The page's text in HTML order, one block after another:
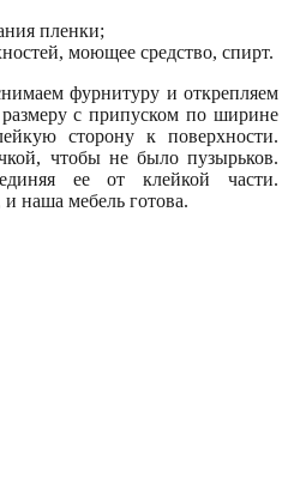
пленки;
моющее средство, спирт.
фурнитуру и открепляем
с припуском по ширине
сторону к поверхности.
чтобы не было пузырьков.
ее от клейкой части.
наша мебель готова.